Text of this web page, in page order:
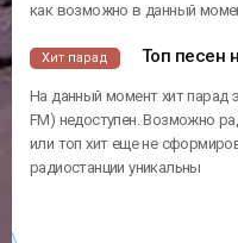
как возможно в данный
Хит парад Топ песен
На данный момент хит парад
FM) недоступен. Возможно
или топ хит еще не
радиостанции уникальны